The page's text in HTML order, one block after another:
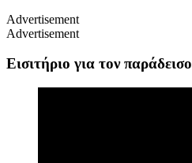
Advertisement
Advertisement
Εισιτήριο για τον παράδεισο